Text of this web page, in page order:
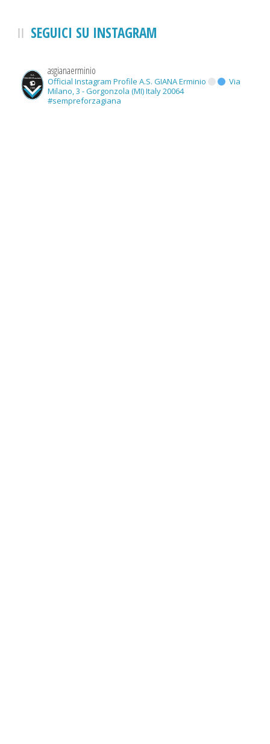
SEGUICI SU INSTAGRAM
asgianaerminio
Official Instagram Profile A.S. GIANA Erminio
Via
Milano, 3 - Gorgonzola (MI) Italy 20064
#sempreforzagiana